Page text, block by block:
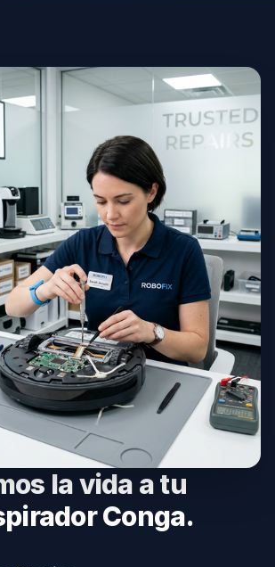
la vida a tu
Conga.